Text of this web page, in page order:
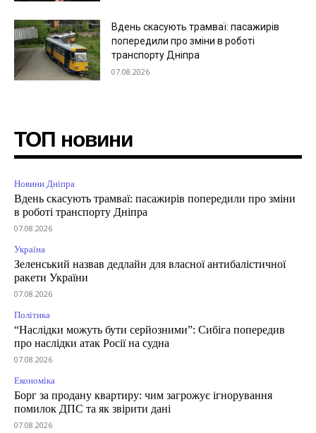
Вдень скасують трамваї: пасажирів
попередили про зміни в роботі
транспорту Дніпра
07.08.2026
ТОП новини
Новини Дніпра
Вдень скасують трамваї: пасажирів попередили про зміни
в роботі транспорту Дніпра
07.08.2026
Україна
Зеленський назвав дедлайн для власної антибалістичної
ракети України
07.08.2026
Політика
“Наслідки можуть бути серйозними”: Сибіга попередив
про наслідки атак Росії на судна
07.08.2026
Економіка
Борг за продану квартиру: чим загрожує ігнорування
помилок ДПС та як звірити дані
07.08.2026